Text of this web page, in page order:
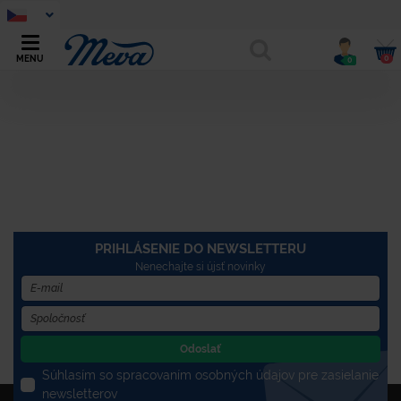
MENU 0 0
PRIHLÁSENIE DO NEWSLETTERU
Nenechajte si újsť novinky
Odoslať
Súhlasím so spracovaním osobných údajov pre zasielanie
newsletterov